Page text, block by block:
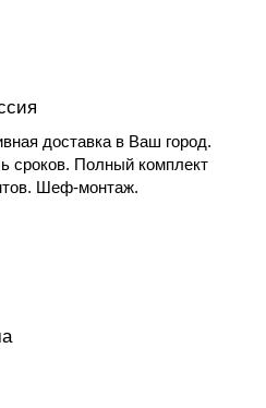
доставка в Ваш город.
сроков. Полный комплект
Шеф-монтаж.